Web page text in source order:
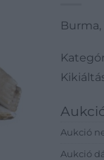
Burma,
Aukció
Aukció